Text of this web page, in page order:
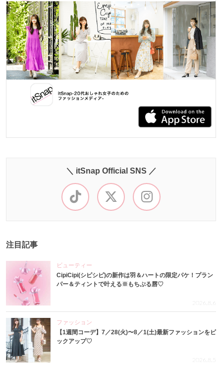
＼ itSnap Official SNS ／
注目記事
ビューティー
CipiCipi(シピシピ)の新作は羽＆ハートの限定パケ！プラン
パー＆ティントで叶える※もちぷる唇♡
2026.8.6
ファッション
【1週間コーデ】7／28(火)〜8／1(土)最新ファッションをピ
ックアップ♡
2026.8.5